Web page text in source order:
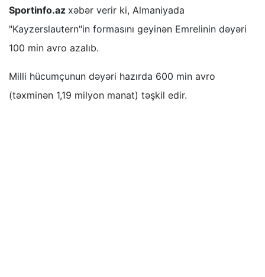
Sportinfo.az xəbər verir ki, Almaniyada
"Kayzerslautern"in formasını geyinən Emrelinin dəyəri
100 min avro azalıb.
Milli hücumçunun dəyəri hazırda 600 min avro
(təxminən 1,19 milyon manat) təşkil edir.